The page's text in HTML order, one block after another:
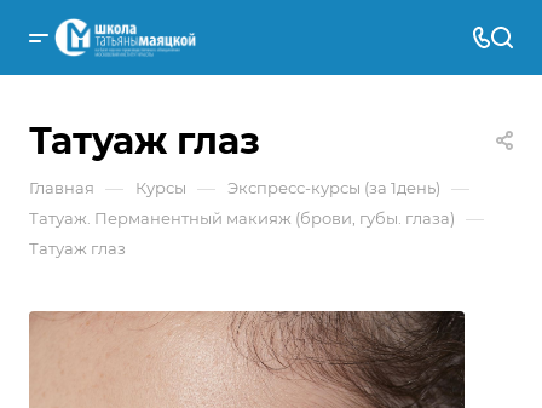
Татуаж глаз
Главная — Курсы — Экспресс-курсы (за 1день) —
Татуаж. Перманентный макияж (брови, губы. глаза) —
Татуаж глаз